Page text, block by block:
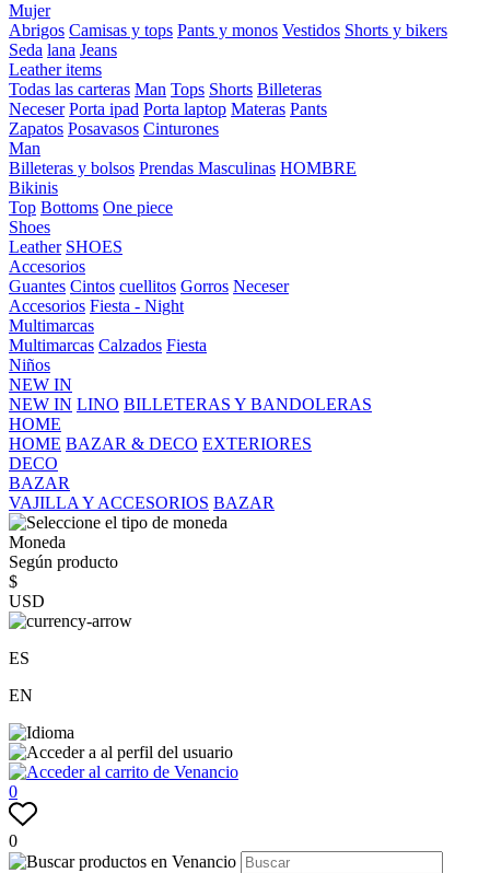
Mujer
Abrigos Camisas y tops Pants y monos Vestidos Shorts y bikers
Seda lana Jeans
Leather items
Todas las carteras Man Tops Shorts Billeteras
Neceser Porta ipad Porta laptop Materas Pants
Zapatos Posavasos Cinturones
Man
Billeteras y bolsos Prendas Masculinas HOMBRE
Bikinis
Top Bottoms One piece
Shoes
Leather SHOES
Accesorios
Guantes Cintos cuellitos Gorros Neceser
Accesorios Fiesta - Night
Multimarcas
Multimarcas Calzados Fiesta
Niños
NEW IN
NEW IN LINO BILLETERAS Y BANDOLERAS
HOME
HOME BAZAR & DECO EXTERIORES
DECO
BAZAR
VAJILLA Y ACCESORIOS BAZAR
Moneda
Según producto
$
USD
ES
EN
0
0